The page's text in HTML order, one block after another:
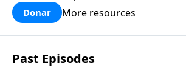
Donar More resources
Past Episodes